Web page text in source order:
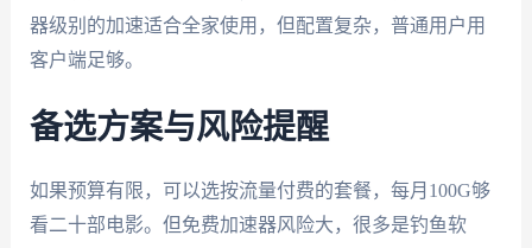
器级别的加速适合全家使用，但配置复杂，普通用户用
客户端足够。
备选方案与风险提醒
如果预算有限，可以选按流量付费的套餐，每月100G够
看二十部电影。但免费加速器风险大，很多是钓鱼软